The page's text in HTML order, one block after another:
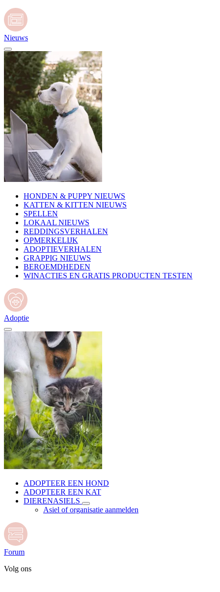
Nieuws
HONDEN & PUPPY NIEUWS
KATTEN & KITTEN NIEUWS
SPELLEN
LOKAAL NIEUWS
REDDINGSVERHALEN
OPMERKELIJK
ADOPTIEVERHALEN
GRAPPIG NIEUWS
BEROEMDHEDEN
WINACTIES EN GRATIS PRODUCTEN TESTEN
Adoptie
ADOPTEER EEN HOND
ADOPTEER EEN KAT
DIERENASIELS
Asiel of organisatie aanmelden
Forum
Volg ons